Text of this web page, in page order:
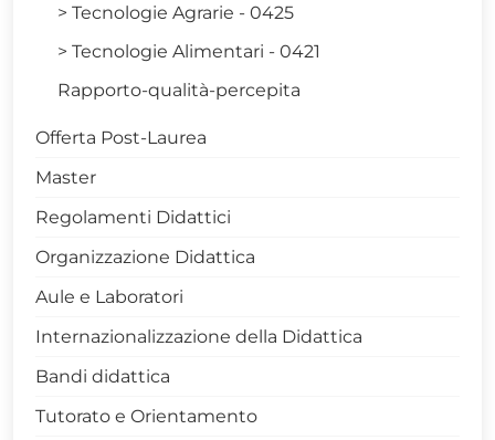
> Tecnologie Agrarie - 0425
> Tecnologie Alimentari - 0421
Rapporto-qualità-percepita
Offerta Post-Laurea
Master
Regolamenti Didattici
Organizzazione Didattica
Aule e Laboratori
Internazionalizzazione della Didattica
Bandi didattica
Tutorato e Orientamento